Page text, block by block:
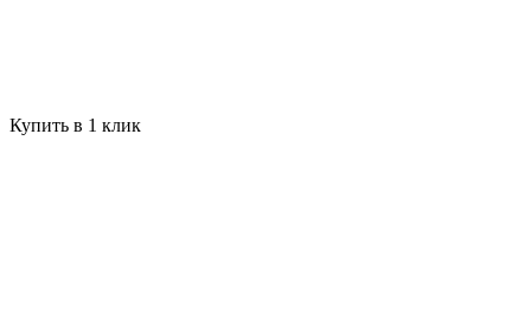
Купить в 1 клик